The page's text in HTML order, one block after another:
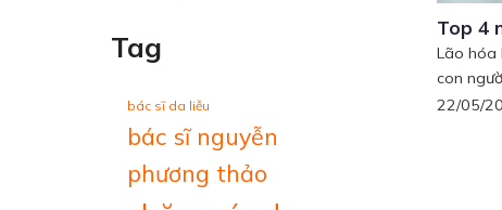
Tag
bác sĩ da liễu
bác sĩ nguyễn
phương thảo
Top 4
Lão hóa
con
22/05/